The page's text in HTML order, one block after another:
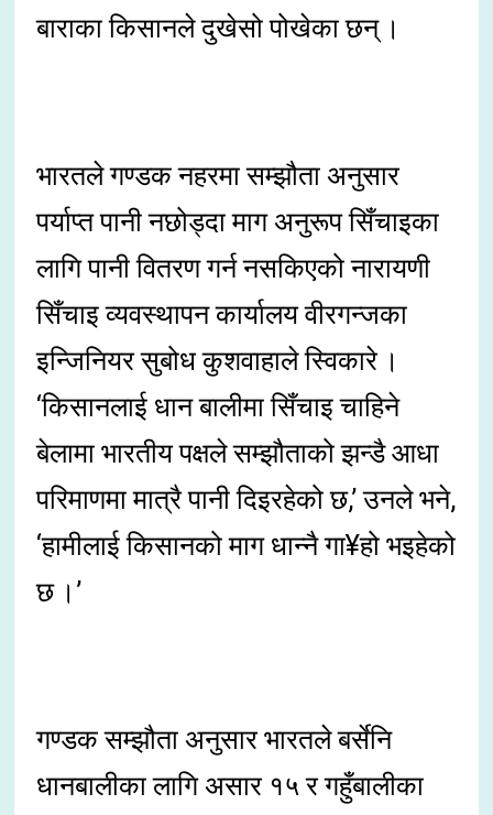
बाराका किसानले दुखेसो पोखेका छन् ।
भारतले गण्डक नहरमा सम्झौता अनुसार
पर्याप्त पानी नछोड्दा माग अनुरूप सिँचाइका
लागि पानी वितरण गर्न नसकिएको नारायणी
सिँचाइ व्यवस्थापन कार्यालय वीरगन्जका
इन्जिनियर सुबोध कुशवाहाले स्विकारे ।
‘किसानलाई धान बालीमा सिँचाइ चाहिने
बेलामा भारतीय पक्षले सम्झौताको झन्डै आधा
परिमाणमा मात्रै पानी दिइरहेको छ,’ उनले भने,
‘हामीलाई किसानको माग धान्नै गा¥हो भइहेको
छ ।’
गण्डक सम्झौता अनुसार भारतले बर्सेनि
धानबालीका लागि असार १५ र गहुँबालीका